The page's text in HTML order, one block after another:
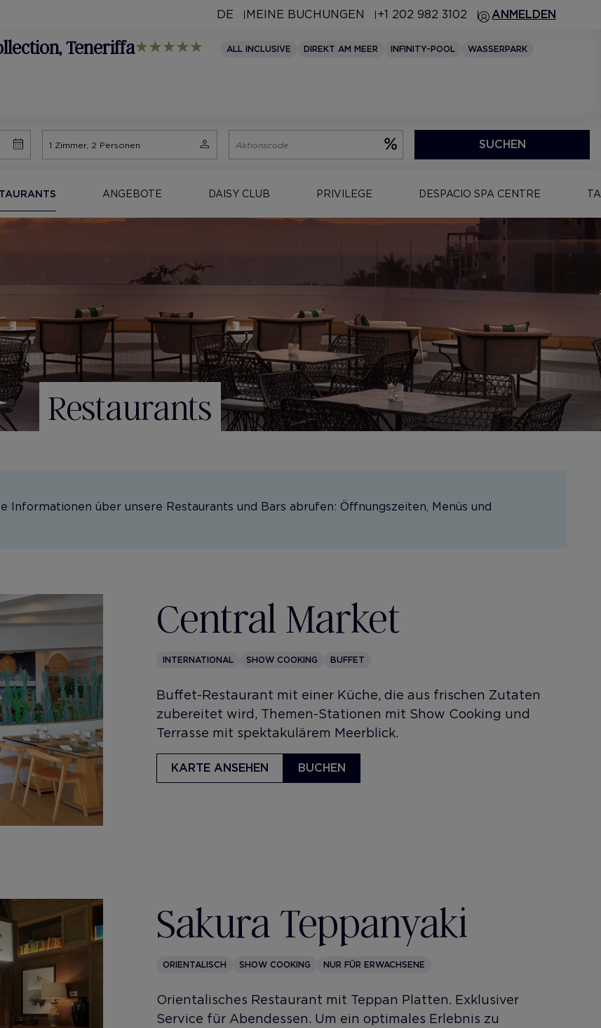
DE MEINE BUCHUNGEN +1 202 982 3102 ANMELDEN
, Teneriffa ALL INCLUSIVE DIREKT AM MEER INFINITY-POOL
WASSERPARK
SUCHEN
ANGEBOTE DAISY CLUB PRIVILEGE DESPACIO SPA CENTRE
Restaurants
Informationen über unsere Restaurants und Bars abrufen: Öffnungszeiten, Menüs und
Central Market
INTERNATIONAL SHOW COOKING BUFFET
​Buffet-Restaurant mit einer Küche, die aus frischen Zutaten
zubereitet wird, Themen-Stationen mit Show Cooking und
Terrasse mit spektakulärem Meerblick.
KARTE ANSEHEN BUCHEN
Sakura Teppanyaki
ORIENTALISCH SHOW COOKING NUR FÜR ERWACHSENE
​Orientalisches Restaurant mit Teppan Platten. Exklusiver
Service für Abendessen. Um ein optimales Erlebnis zu